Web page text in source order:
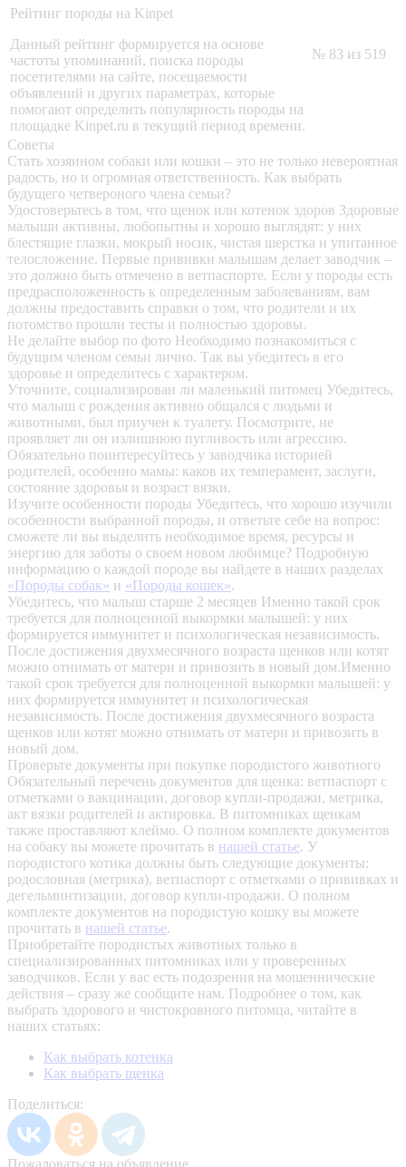
Рейтинг породы на Kinpet
Данный рейтинг формируется на основе
частоты упоминаний, поиска породы
посетителями на сайте, посещаемости
объявлений и других параметрах, которые
помогают определить популярность породы на
площадке Kinpet.ru в текущий период времени.
№ 83 из 519
Советы
Стать хозяином собаки или кошки – это не только невероятная
радость, но и огромная ответственность. Как выбрать
будущего четвероного члена семьи?
Удостоверьтесь в том, что щенок или котенок здоров Здоровые
малыши активны, любопытны и хорошо выглядят: у них
блестящие глазки, мокрый носик, чистая шерстка и упитанное
телосложение. Первые прививки малышам делает заводчик –
это должно быть отмечено в ветпаспорте. Если у породы есть
предрасположенность к определенным заболеваниям, вам
должны предоставить справки о том, что родители и их
потомство прошли тесты и полностью здоровы.
Не делайте выбор по фото Необходимо познакомиться с
будущим членом семьи лично. Так вы убедитесь в его
здоровье и определитесь с характером.
Уточните, социализирован ли маленький питомец Убедитесь,
что малыш с рождения активно общался с людьми и
животными, был приучен к туалету. Посмотрите, не
проявляет ли он излишнюю пугливость или агрессию.
Обязательно поинтересуйтесь у заводчика историей
родителей, особенно мамы: каков их темперамент, заслуги,
состояние здоровья и возраст вязки.
Изучите особенности породы Убедитесь, что хорошо изучили
особенности выбранной породы, и ответьте себе на вопрос:
сможете ли вы выделить необходимое время, ресурсы и
энергию для заботы о своем новом любимце? Подробную
информацию о каждой породе вы найдете в наших разделах
«Породы собак» и «Породы кошек».
Убедитесь, что малыш старше 2 месяцев Именно такой срок
требуется для полноценной выкормки малышей: у них
формируется иммунитет и психологическая независимость.
После достижения двухмесячного возраста щенков или котят
можно отнимать от матери и привозить в новый дом.Именно
такой срок требуется для полноценной выкормки малышей: у
них формируется иммунитет и психологическая
независимость. После достижения двухмесячного возраста
щенков или котят можно отнимать от матери и привозить в
новый дом.
Проверьте документы при покупке породистого животного
Обязательный перечень документов для щенка: ветпаспорт с
отметками о вакцинации, договор купли-продажи, метрика,
акт вязки родителей и актировка. В питомниках щенкам
также проставляют клеймо. О полном комплекте документов
на собаку вы можете прочитать в нашей статье. У
породистого котика должны быть следующие документы:
родословная (метрика), ветпаспорт с отметками о прививках и
дегельминтизации, договор купли-продажи. О полном
комплекте документов на породистую кошку вы можете
прочитать в нашей статье.
Приобретайте породистых животных только в
специализированных питомниках или у проверенных
заводчиков. Если у вас есть подозрения на мошеннические
действия – сразу же сообщите нам. Подробнее о том, как
выбрать здорового и чистокровного питомца, читайте в
наших статьях:
Как выбрать котенка
Как выбрать щенка
Поделиться: